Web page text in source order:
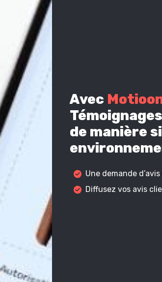
Avec
de manière
Une demande
Diffusez vos avis